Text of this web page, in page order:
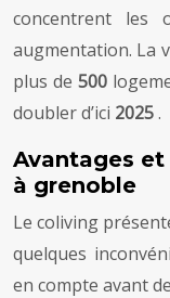
concentrent les
augmentation. La
plus de 500
doubler d’ici 2025.
Avantages
à grenoble
Le coliving
quelques
en compte avant